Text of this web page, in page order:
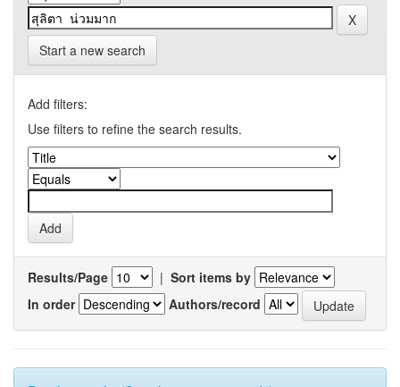
Start a new search
Add filters:
Use filters to refine the search results.
Results/Page | Sort items by
In order
Authors/record